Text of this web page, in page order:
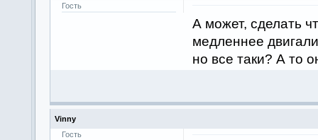
Гость
А может, сделать
медленнее
но все таки? А то
Vinny
Гость